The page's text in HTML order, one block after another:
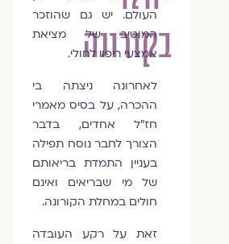
בקורונה
העולם. יש גם שהוזכר
המוטיב של מציאת
אמצעי ריפוי לחולי.
לאחרונה ניצתה בי
ההכרה, על בסיס מאמרי
חז"ל אחדים, בדבר
הצורך לחבר נוסח תפילה
בעניין התמדת בריאותם
של מי שבריאים ואינם
חולים במחלת הקורונה.
זאת על רקע העובדה